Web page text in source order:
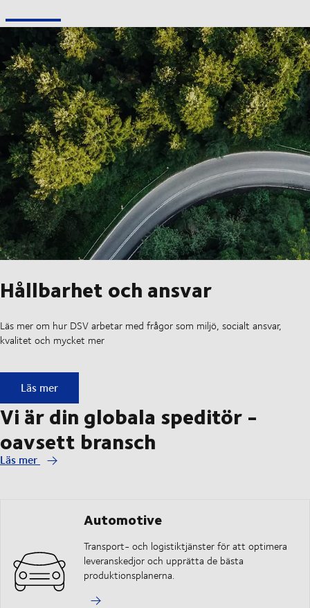
Hållbarhet och ansvar
Läs mer om hur DSV arbetar med frågor som miljö, socialt ansvar,
kvalitet och mycket mer
Hållbarhet och ansvar
Läs mer
Vi är din globala speditör -
oavsett bransch
Läs mer
Automotive
Transport- och logistiktjänster för att optimera
leveranskedjor och upprätta de bästa
produktionsplanerna.